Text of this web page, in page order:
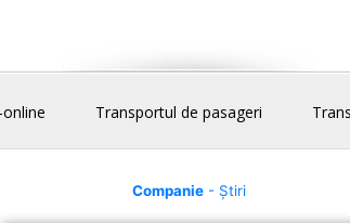
Transportul de pasageri
Companie- Știri